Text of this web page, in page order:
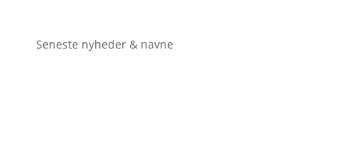
Seneste nyheder & navne